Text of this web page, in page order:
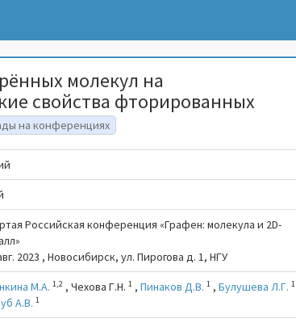
молекул на
свойства фторированных
на конференциях
Российская конференция «Графен: молекула и 2D-
2023 , Новосибирск, ул. Пирогова д. 1, НГУ
М.А. 1,2 ,Чехова Г.Н.1 ,Пинаков Д.В. 1 ,Булушева Л.Г. 1
А.В. 1